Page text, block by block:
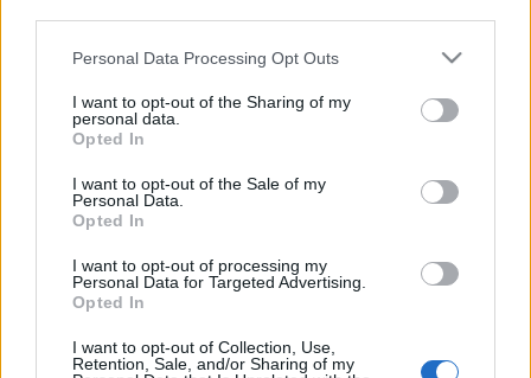
Please note that this website/app uses one or more Google
not limited to your visit or usage behaviour. You may click to
grant or deny consent to Google and its third-party tags to
use your data for below specified purposes in below Google
consent section.
Personal Data Processing Opt Outs
I want to opt-out of the Sharing of my
personal data.
Opted In
I want to opt-out of the Sale of my
Personal Data.
Opted In
I want to opt-out of processing my
Personal Data for Targeted Advertising.
Opted In
I want to opt-out of Collection, Use,
Retention, Sale, and/or Sharing of my
A levesbe egy nem túl nagy darab marhalábszár
alapanyag, éppen ezért nem volt túl nagy, de) egy kis
csonttal és velővel a közepén igazán jó ízt adott a
levesnek, ami zellerrel, sárgarépával, fehérrépával és
krumplival együtt olyan jó sűrűre főtt, (persze sok
petrezselyemmel és egy kis ételízesítővel) hogy
háromszor is utána lehetett hígítani a levet, és
három étkezésre elég volt négy embernek.
Te mihez szoktál gyufametéltet választani?